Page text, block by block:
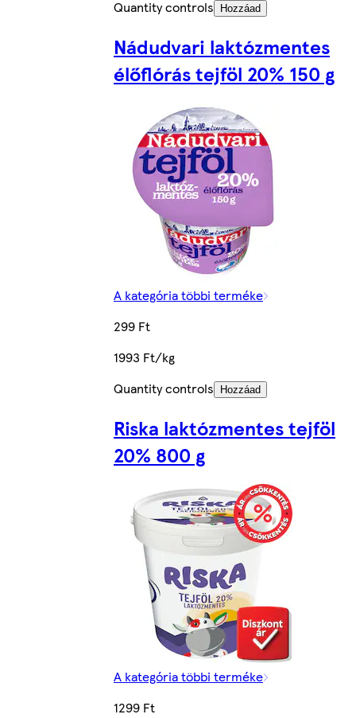
Quantity controls
Hozzáad
Nádudvari laktózmentes
élőflórás tejföl 20% 150 g
A kategória többi terméke
299 Ft
1993 Ft/kg
Quantity controls
Hozzáad
Riska laktózmentes tejföl
20% 800 g
A kategória többi terméke
1299 Ft